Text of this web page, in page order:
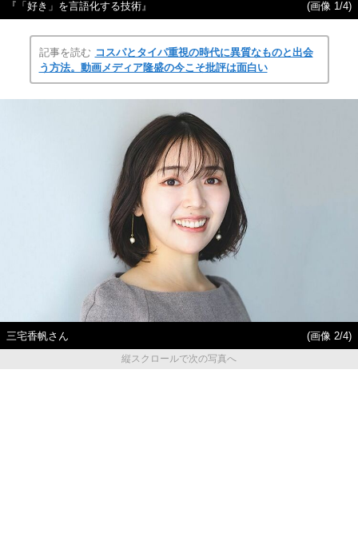
『「好き」を言語化する技術』 (画像 1/4)
記事を読む コスパとタイパ重視の時代に異質なものと出会
う方法。動画メディア隆盛の今こそ批評は面白い
三宅香帆さん
(画像 2/4)
縦スクロールで次の写真へ